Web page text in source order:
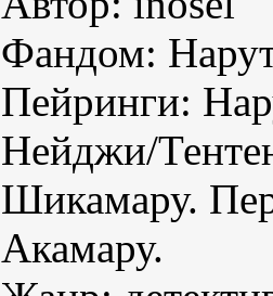
Фандом:
Пейринги:
Нейджи/
Шикамару.
Акамару.